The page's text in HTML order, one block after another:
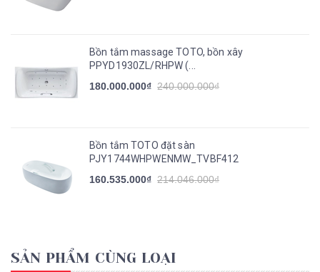
Bồn tắm massage TOTO, bồn xây
PPYD1930ZL/RHPW (...
180.000.000₫ 240.000.000₫
Bồn tắm TOTO đặt sàn
PJY1744WHPWENMW_TVBF412
160.535.000₫ 214.046.000₫
SẢN PHẨM CÙNG LOẠI